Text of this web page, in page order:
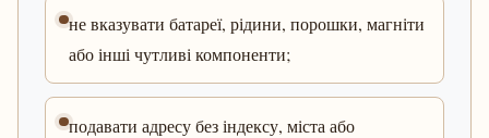
не вказувати батареї, рідини, порошки, магніти
або інші чутливі компоненти;
подавати адресу без індексу, міста або